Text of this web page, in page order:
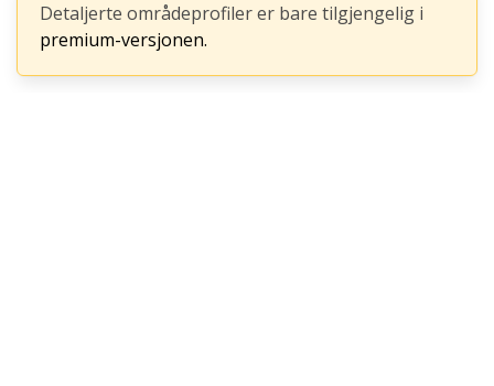
Detaljerte områdeprofiler er bare tilgjengelig i
premium-versjonen.